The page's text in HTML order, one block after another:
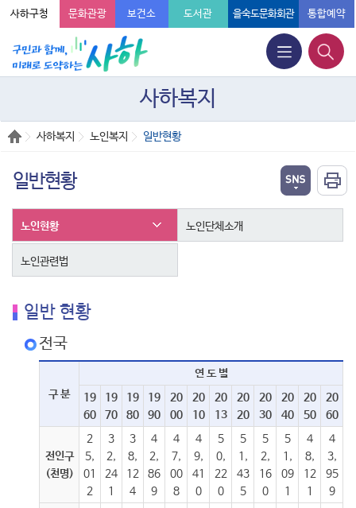
사하구청 문화관광 보건소 도서관 을숙도문화회관 통합예약
사하복지
사하복지 노인복지 일반현황
일반현황
노인현황 노인단체소개
노인관련법
일반 현황
전국
구 분
연 도 별
19
60
19
70
19
80
19
90
20
00
20
10
20
13
20
20
20
30
20
40
20
50
20
60
전인구
(천명)
2
5,
01
2
3
2,
24
1
3
8,
12
4
4
2,
86
9
4
7,
00
8
4
9,
41
0
5
0,
22
0
5
1,
43
5
5
2,
16
0
5
1,
09
1
4
8,
12
1
4
3,
95
9